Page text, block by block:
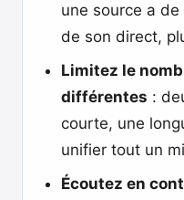
une source a
de son direct,
Limitez le
différentes :
courte, une
unifier tout un
Écoutez en